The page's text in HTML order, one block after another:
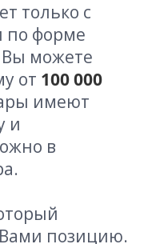
только с
форме
Вы можете
от 100 000
имеют
и
в
позицию.